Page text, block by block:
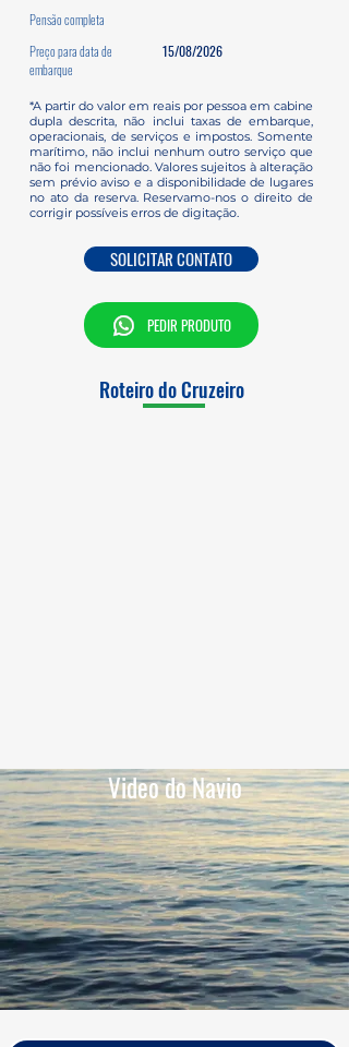
Pensão completa
Preço para data de
embarque
15/08/2026
*A partir do valor em reais por pessoa em cabine
dupla descrita, não inclui taxas de embarque,
operacionais, de serviços e impostos. Somente
marítimo, não inclui nenhum outro serviço que
não foi mencionado. Valores sujeitos à alteração
sem prévio aviso e a disponibilidade de lugares
no ato da reserva. Reservamo-nos o direito de
corrigir possíveis erros de digitação.
SOLICITAR CONTATO
PEDIR PRODUTO
Roteiro do Cruzeiro
Video do Navio